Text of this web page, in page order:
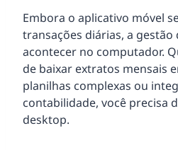
Embora o aplicativo móvel
transações diárias, a
acontecer no computador.
de baixar extratos mensais
planilhas complexas ou
contabilidade, você precisa
desktop.